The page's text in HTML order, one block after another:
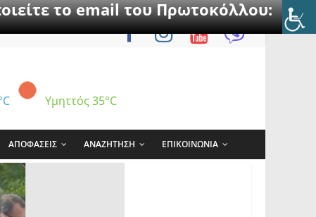
το email του Πρωτοκόλλου:
Υμηττός 35°C
ΑΠΟΦΑΣΕΙΣ ΑΝΑΖΗΤΗΣΗ ΕΠΙΚΟΙΝΩΝΙΑ